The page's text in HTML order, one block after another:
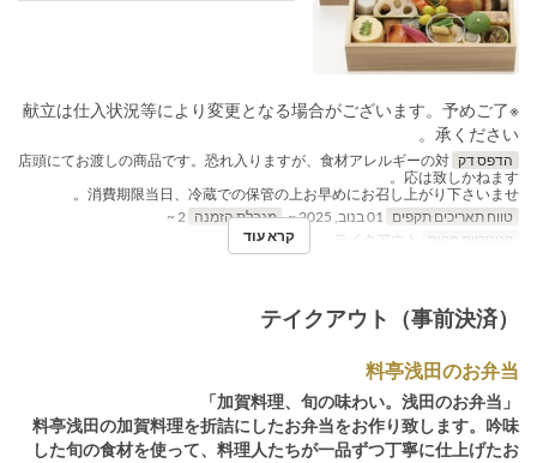
※献立は仕入状況等により変更となる場合がございます。予めご了
承ください。
הדפס דק 店頭にてお渡しの商品です。恐れ入りますが、食材アレルギーの対
応は致しかねます。
消費期限当日、冷蔵での保管の上お早めにお召し上がり下さいませ。
טווח תאריכים תקפים
מגבלת הזמנה 2 ~
קטגוריית מקום
קרא עוד
テイクアウト（事前決済）
料亭浅田のお弁当
「加賀料理、旬の味わい。浅田のお弁当」
料亭浅田の加賀料理を折詰にしたお弁当をお作り致します。吟味
した旬の食材を使って、料理人たちが一品ずつ丁寧に仕上げたお